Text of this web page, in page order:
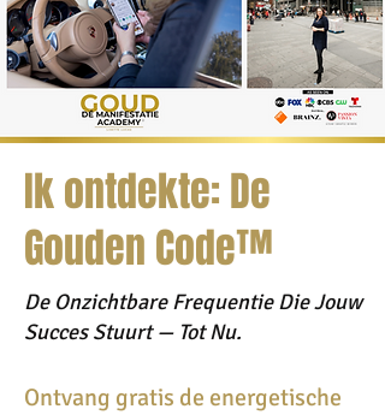
Ik ontdekte: De
Gouden Code™
De Onzichtbare Frequentie Die Jouw
Succes Stuurt — Tot Nu.
Ontvang gratis de energetische